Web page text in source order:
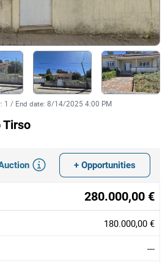
: 1 / End date: 8/14/2025 4:00 PM
Tirso
+ Opportunities
280.000,00 €
180.000,00 €
---